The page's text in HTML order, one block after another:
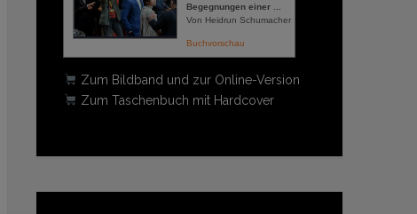
Begegnungen einer ...
Von Heidrun Schumacher
Buchvorschau
Zum Bildband und zur Online-Version
Zum Taschenbuch mit Hardcover